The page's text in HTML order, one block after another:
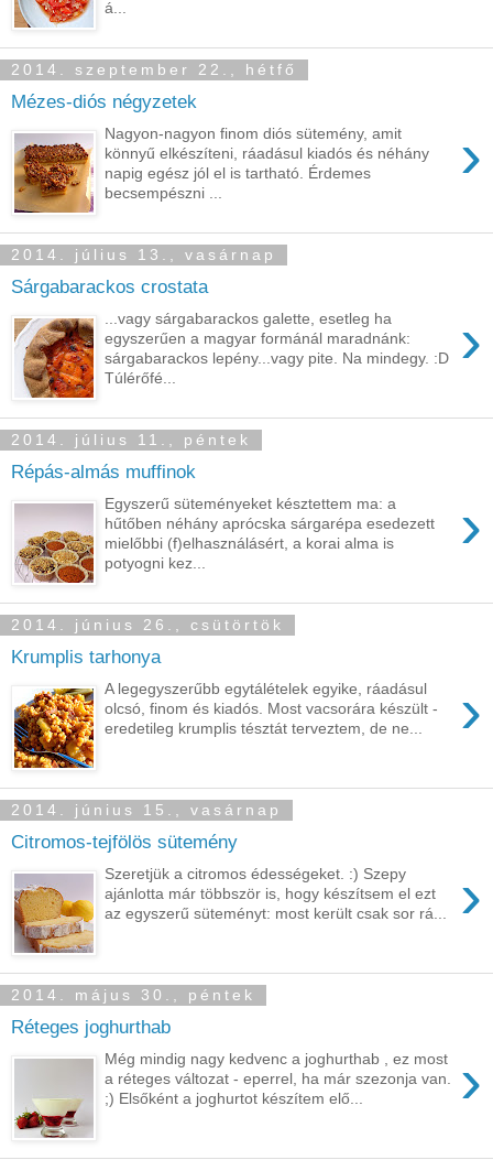
á...
2014. szeptember 22., hétfő
Mézes-diós négyzetek
›
Nagyon-nagyon finom diós sütemény, amit
könnyű elkészíteni, ráadásul kiadós és néhány
napig egész jól el is tartható. Érdemes
becsempészni ...
2014. július 13., vasárnap
Sárgabarackos crostata
›
...vagy sárgabarackos galette, esetleg ha
egyszerűen a magyar formánál maradnánk:
sárgabarackos lepény...vagy pite. Na mindegy. :D
Túlérőfé...
2014. július 11., péntek
Répás-almás muffinok
›
Egyszerű süteményeket késztettem ma: a
hűtőben néhány aprócska sárgarépa esedezett
mielőbbi (f)elhasználásért, a korai alma is
potyogni kez...
2014. június 26., csütörtök
Krumplis tarhonya
›
A legegyszerűbb egytálételek egyike, ráadásul
olcsó, finom és kiadós. Most vacsorára készült -
eredetileg krumplis tésztát terveztem, de ne...
2014. június 15., vasárnap
Citromos-tejfölös sütemény
›
Szeretjük a citromos édességeket. :) Szepy
ajánlotta már többször is, hogy készítsem el ezt
az egyszerű süteményt: most került csak sor rá...
2014. május 30., péntek
Réteges joghurthab
›
Még mindig nagy kedvenc a joghurthab , ez most
a réteges változat - eperrel, ha már szezonja van.
;) Elsőként a joghurtot készítem elő...